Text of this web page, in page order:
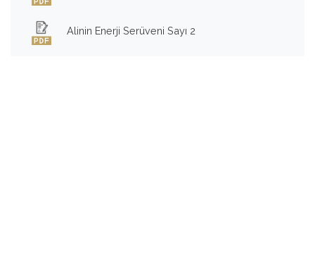
Alinin Enerji Serüveni Sayı 2